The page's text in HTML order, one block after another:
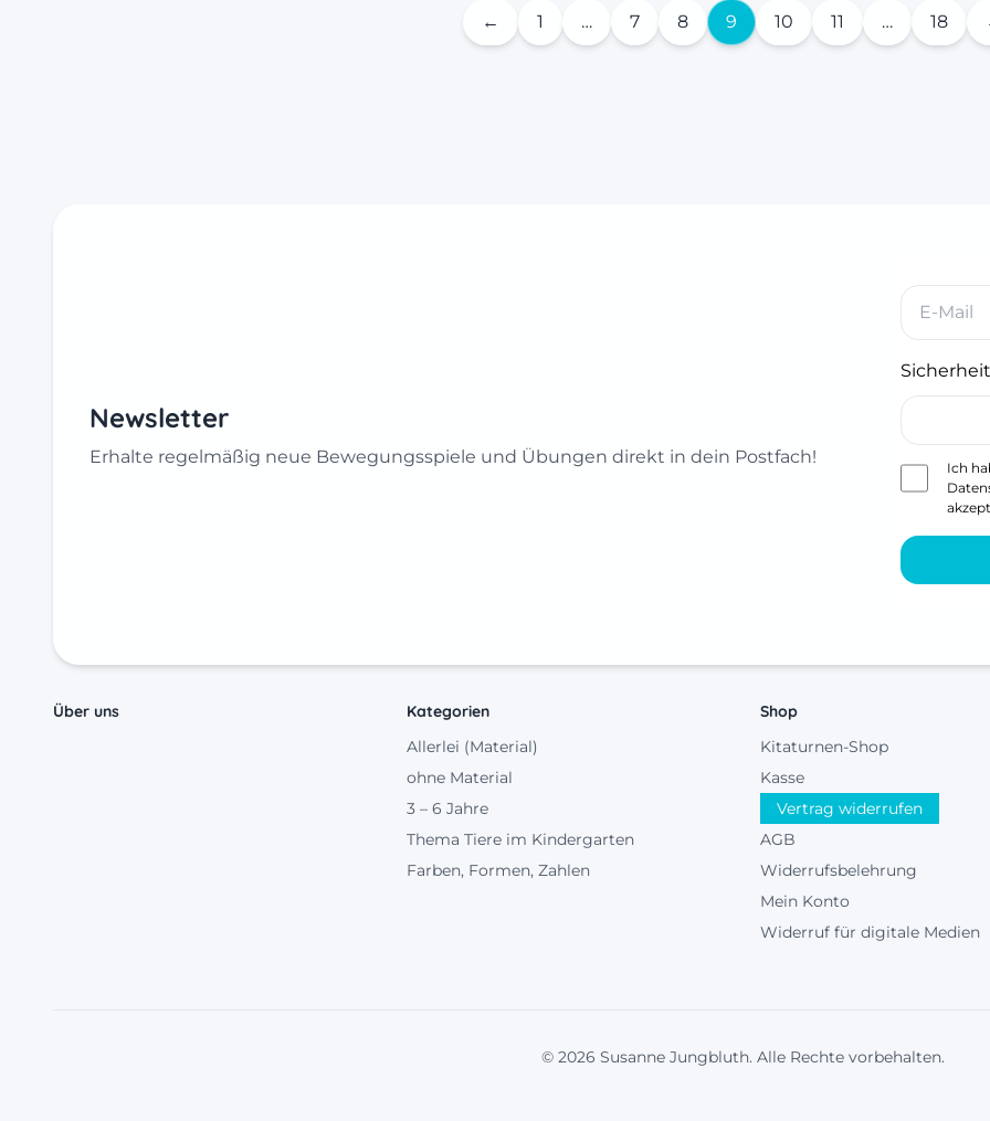
← 1 … 7 8 9 10 11 … 18
Newsletter
Erhalte regelmäßig neue Bewegungsspiele und Übungen direkt in dein Postfach!
Ich
Über uns
Kategorien
Allerlei (Material)
ohne Material
3 – 6 Jahre
Thema Tiere im Kindergarten
Farben, Formen, Zahlen
Shop
Kitaturnen-Shop
Kasse
Vertrag widerrufen
AGB
Widerrufsbelehrung
Mein Konto
Widerruf für digitale Medien
© 2026 Susanne Jungbluth. Alle Rechte vorbehalten.